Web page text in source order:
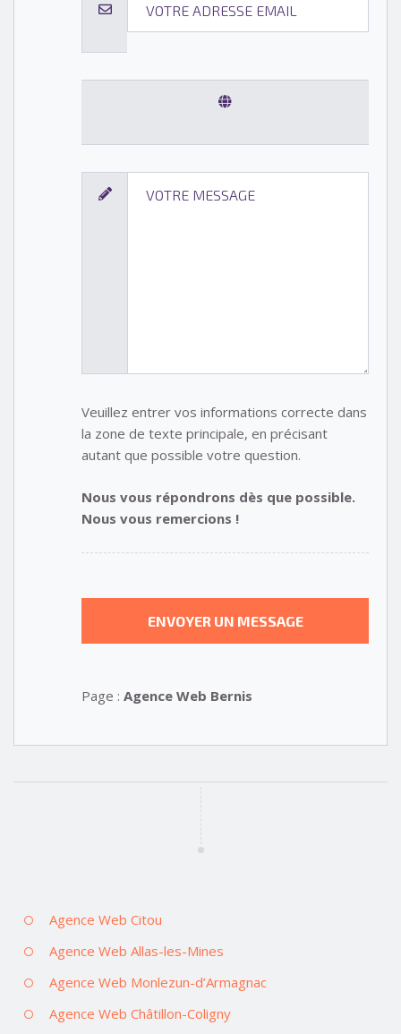
Veuillez entrer vos informations correcte dans
la zone de texte principale, en précisant
autant que possible votre question.
Nous vous répondrons dès que possible.
Nous vous remercions !
Page : Agence Web Bernis
Agence Web Citou
Agence Web Allas-les-Mines
Agence Web Monlezun-d’Armagnac
Agence Web Châtillon-Coligny